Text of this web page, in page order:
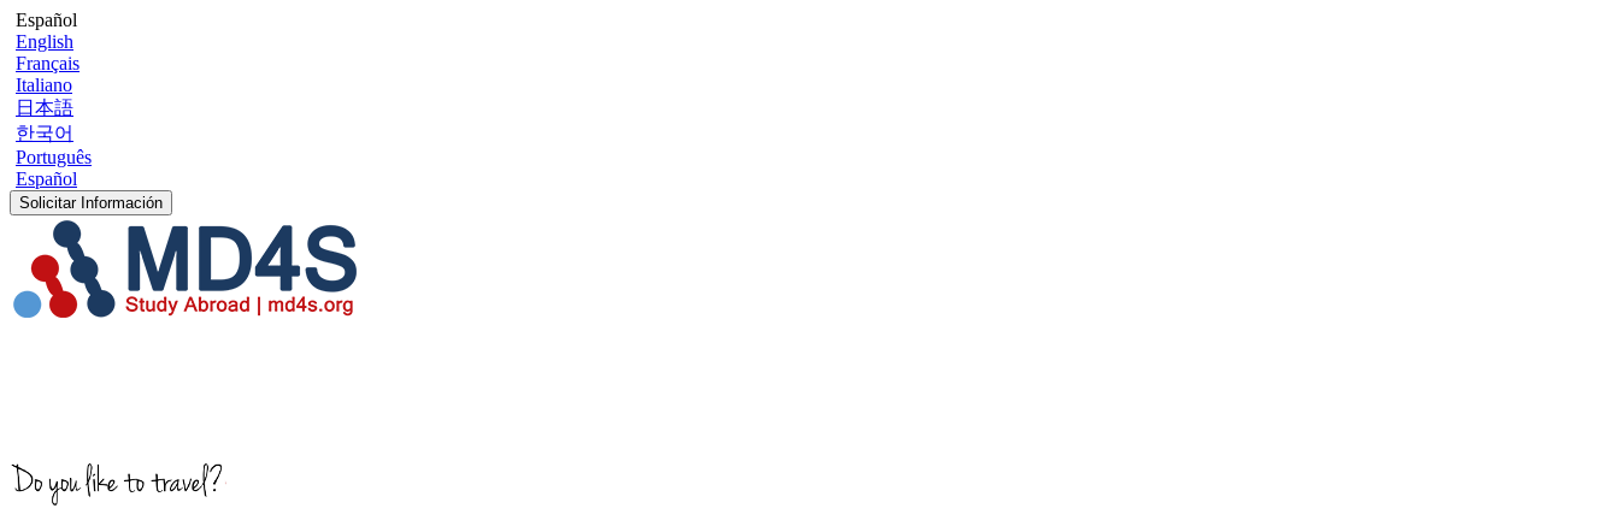
Español
English
Français
Italiano
日本語
한국어
Português
Español
Solicitar Información